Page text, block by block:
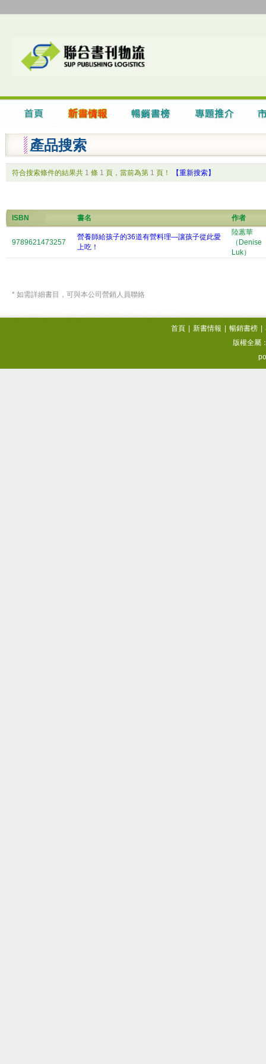
產品搜索
符合搜索條件的結果共 1 條 1 頁，當前為第 1 頁！ 【重新搜索】
ISBN 書名 作者
9789621473257
營養師給孩子的36道有營料理—讓孩子從此愛
上吃！
陸蕙華
（Denise
Luk）
* 如需詳細書目，可與本公司營銷人員聯絡
首頁 新書情報 暢銷書榜
版權全屬